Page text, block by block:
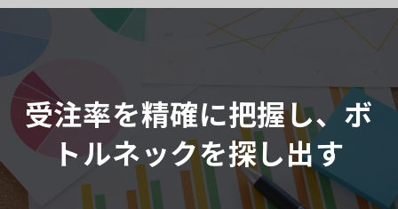
content
受注率を精確に把握し、ボ
トルネックを探し出す